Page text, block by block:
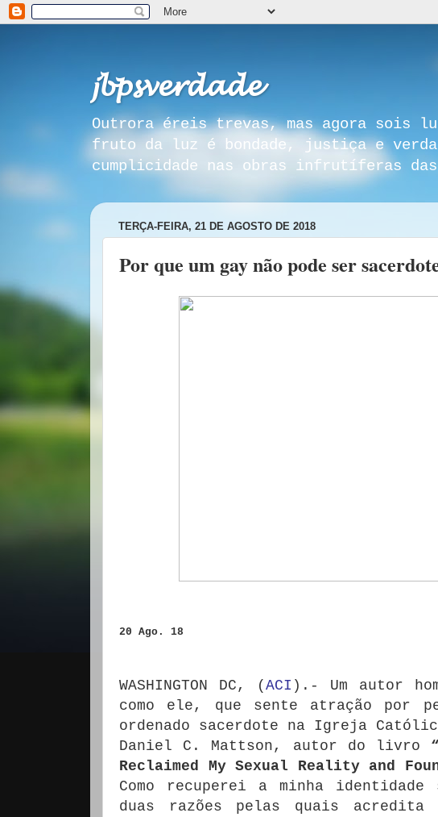
𝓳𝓫𝓹𝓼𝓿𝓮𝓻𝓭𝓪𝓭𝓮
Outrora éreis trevas, mas agora sois
fruto da luz é bondade, justiça e
cumplicidade nas obras infrutíferas
TERÇA-FEIRA, 21 DE AGOSTO DE 2018
Por que um gay não pode ser
20 Ago. 18
WASHINGTON DC, (ACI ).- Um autor
como ele, que sente atração por
ordenado sacerdote na Igreja
Daniel C. Mattson, autor do livro
Reclaimed My Sexual Reality and
Como recuperei a minha
duas razões pelas quais acredita